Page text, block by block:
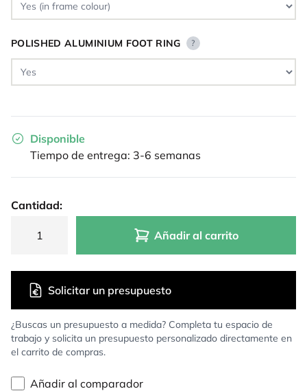
POLISHED ALUMINIUM FOOT RING ?
Disponible
Tiempo de entrega: 3-6 semanas
Cantidad:
Añadir al carrito
¿Buscas un presupuesto a medida? Completa tu espacio de
trabajo y solicita un presupuesto personalizado directamente en
el carrito de compras.
Solicitar un presupuesto
Añadir al comparador